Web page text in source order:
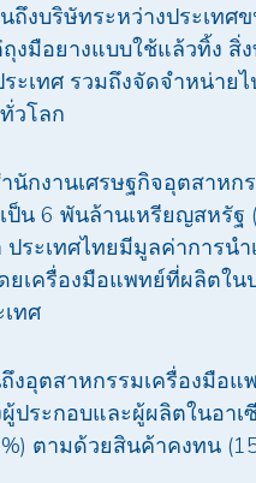
ถึงบริษัทระหว่างประเท
มือยางแบบใช้แล้วทิ้ง สิ่
เทศ รวมถึงจัดจำหน่ายไ
วโลก
นักงานเศรษฐกิจอุตสาห
ป็น 6 พันล้านเหรียญสหรั
ระเทศไทยมีมูลค่าการน
ยเครื่องมือแพทย์ที่ผลิตใ
ทศ
งอุตสาหกรรมเครื่องมือ
ประกอบและผู้ผลิตในอา
ตามด้วยสินค้าคงทน